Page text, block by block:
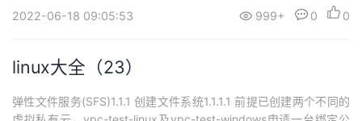
系统”。弹出的...
2022-06-18 09:05:53 999+ 0 0
linux大全（23）
弹性文件服务(SFS)1.1.1 创建文件系统1.1.1.1 前提已创建两个不同的